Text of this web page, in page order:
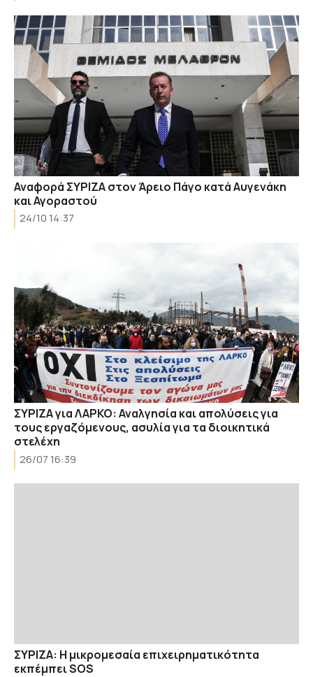
Αναφορά ΣΥΡΙΖΑ στον Άρειο Πάγο κατά Αυγενάκη
και Αγοραστού
24/10 14:37
ΣΥΡΙΖΑ για ΛΑΡΚΟ: Αναλγησία και απολύσεις για
τους εργαζόμενους, ασυλία για τα διοικητικά
στελέχη
26/07 16:39
ΣΥΡΙΖΑ: Η μικρομεσαία επιχειρηματικότητα
εκπέμπει SOS